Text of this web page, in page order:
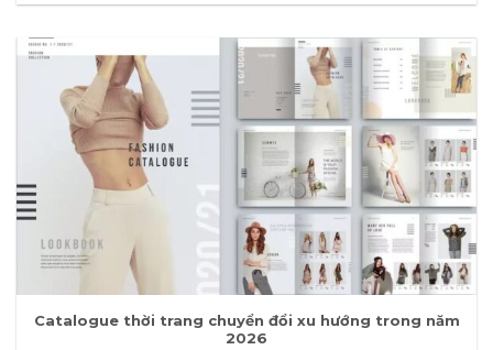
Catalogue thời trang chuyển đổi xu hướng trong năm
2026